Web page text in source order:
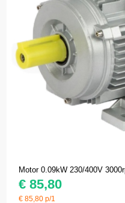
Motor 0.09kW 230/400V
€ 85,80
€85,80 p/1